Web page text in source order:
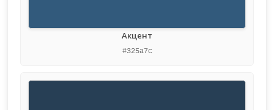
Акцент
#325a7c